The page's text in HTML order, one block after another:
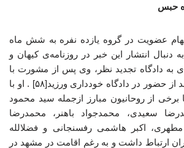
حبس
عضویت در گروه یازده نفره به شش ماه
دنبال انتشار این خبر در روزنامه‌ی کیهان و
به دادگاه تجدید نظر، وی پس از مشورت با
عده‌ای از علمای مشهد از حضور در دادگاه خودداری ورزید[۵۸] . او با
برخی از روحانیون مبارز ازجمله سید محمود
سعیدی، محمدجواد باهنر، محمدرضا
اکبر هاشمی رفسنجانی و فضلالله
ارتباط داشت و به رغم اقامت در مشهد در